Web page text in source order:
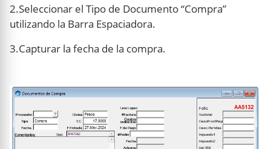
2.Seleccionar el Tipo de Documento “Compra”
utilizando la Barra Espaciadora.
3.Capturar la fecha de la compra.